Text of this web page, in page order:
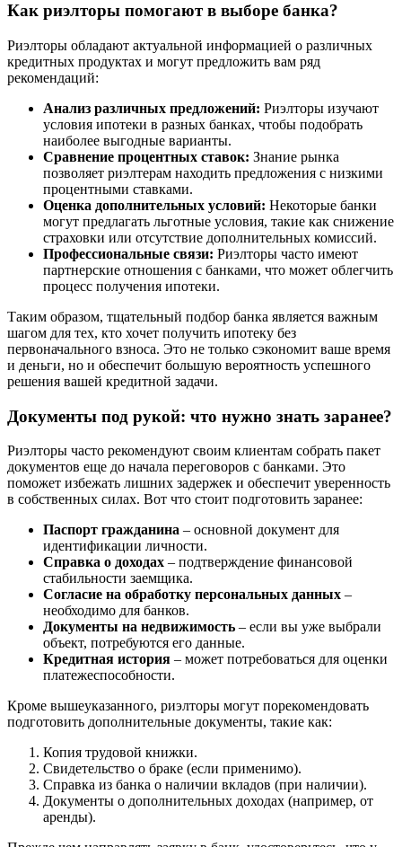
Как риэлторы помогают в выборе банка?
Риэлторы обладают актуальной информацией о различных
кредитных продуктах и могут предложить вам ряд
рекомендаций:
Анализ различных предложений: Риэлторы изучают
условия ипотеки в разных банках, чтобы подобрать
наиболее выгодные варианты.
Сравнение процентных ставок: Знание рынка
позволяет риэлтерам находить предложения с низкими
процентными ставками.
Оценка дополнительных условий: Некоторые банки
могут предлагать льготные условия, такие как снижение
страховки или отсутствие дополнительных комиссий.
Профессиональные связи: Риэлторы часто имеют
партнерские отношения с банками, что может облегчить
процесс получения ипотеки.
Таким образом, тщательный подбор банка является важным
шагом для тех, кто хочет получить ипотеку без
первоначального взноса. Это не только сэкономит ваше время
и деньги, но и обеспечит большую вероятность успешного
решения вашей кредитной задачи.
Документы под рукой: что нужно знать заранее?
Риэлторы часто рекомендуют своим клиентам собрать пакет
документов еще до начала переговоров с банками. Это
поможет избежать лишних задержек и обеспечит уверенность
в собственных силах. Вот что стоит подготовить заранее:
Паспорт гражданина – основной документ для
идентификации личности.
Справка о доходах – подтверждение финансовой
стабильности заемщика.
Согласие на обработку персональных данных –
необходимо для банков.
Документы на недвижимость – если вы уже выбрали
объект, потребуются его данные.
Кредитная история – может потребоваться для оценки
платежеспособности.
Кроме вышеуказанного, риэлторы могут порекомендовать
подготовить дополнительные документы, такие как:
Копия трудовой книжки.
Свидетельство о браке (если применимо).
Справка из банка о наличии вкладов (при наличии).
Документы о дополнительных доходах (например, от
аренды).